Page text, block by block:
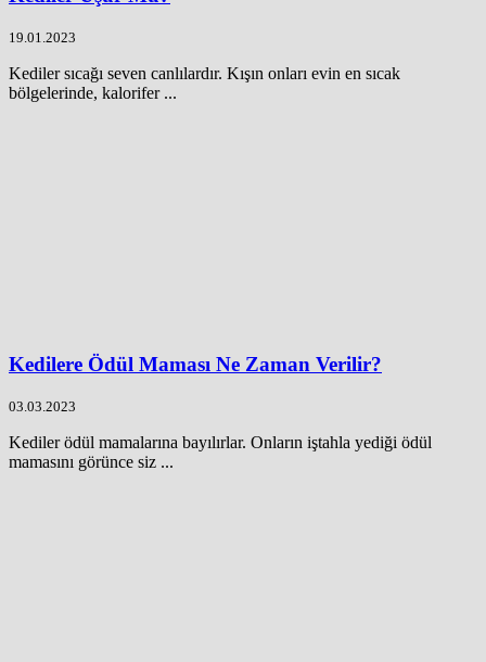
19.01.2023
Kediler sıcağı seven canlılardır. Kışın onları evin en sıcak
bölgelerinde, kalorifer ...
Kedilere Ödül Maması Ne Zaman Verilir?
03.03.2023
Kediler ödül mamalarına bayılırlar. Onların iştahla yediği ödül
mamasını görünce siz ...